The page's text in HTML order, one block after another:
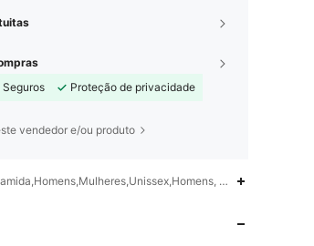
Seguros
Proteção de privacidade
vendedor e/ou produto
Mulheres, Unissex